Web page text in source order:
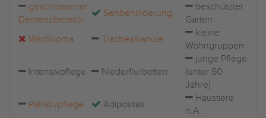
geschlossener
Demenzbereich
Sehbehinderung
beschützter
Garten
Wachkoma
Trachealkanüle
kleine
Wohngruppen
Intensivpflege Niederflurbetten
junge Pflege
(unter 60
Jahre)
Palliativpflege
Adipositas
Haustiere
n.A.